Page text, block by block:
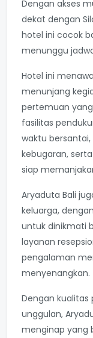
Dengan akses
dekat dengan
hotel ini cocok
menunggu
Hotel ini
menunjang
pertemuan
fasilitas
waktu
kebugaran,
siap
Aryaduta Bali
keluarga,
untuk dinikmati
layanan
pengalaman
menyenangkan.
Dengan
unggulan,
menginap yang